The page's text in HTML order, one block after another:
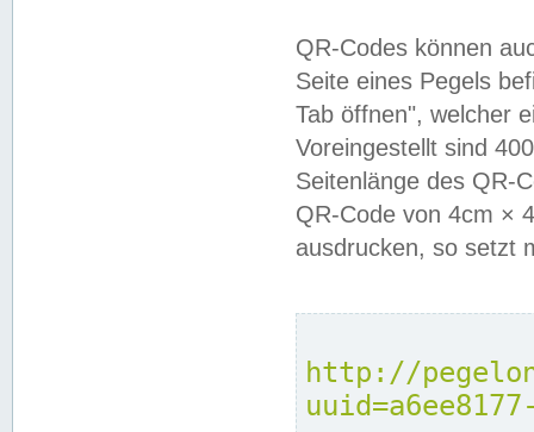
QR-Codes können
Seite eines Pegels
Tab öffnen", welcher
Voreingestellt sind
Seitenlänge des QR-
QR-Code von 4cm ×
ausdrucken, so setzt
http://